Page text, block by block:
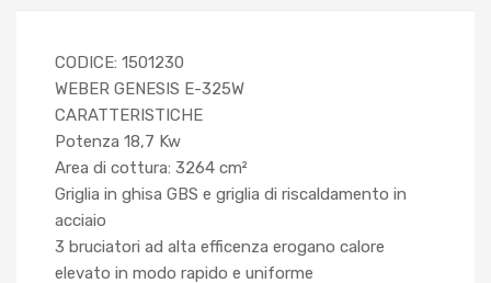
CODICE: 1501230
WEBER GENESIS E-325W
CARATTERISTICHE
Potenza 18,7 Kw
Area di cottura: 3264 cm²
Griglia in ghisa GBS e griglia di riscaldamento in
acciaio
3 bruciatori ad alta efficenza erogano calore
elevato in modo rapido e uniforme